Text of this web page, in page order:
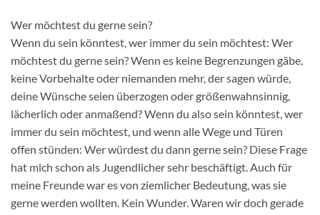
Wer möchtest du gerne sein?
Wenn du sein könntest, wer immer du sein möchtest: Wer
möchtest du gerne sein? Wenn es keine Begrenzungen gäbe,
keine Vorbehalte oder niemanden mehr, der sagen würde,
deine Wünsche seien überzogen oder größenwahnsinnig,
lächerlich oder anmaßend? Wenn du also sein könntest, wer
immer du sein möchtest, und wenn alle Wege und Türen
offen stünden: Wer würdest du dann gerne sein? Diese Frage
hat mich schon als Jugendlicher sehr beschäftigt. Auch für
meine Freunde war es von ziemlicher Bedeutung, was sie
gerne werden wollten. Kein Wunder. Waren wir doch gerade